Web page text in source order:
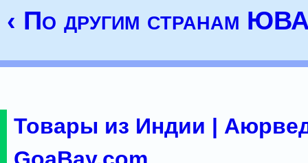
‹ По другим странам
Товары из Индии |